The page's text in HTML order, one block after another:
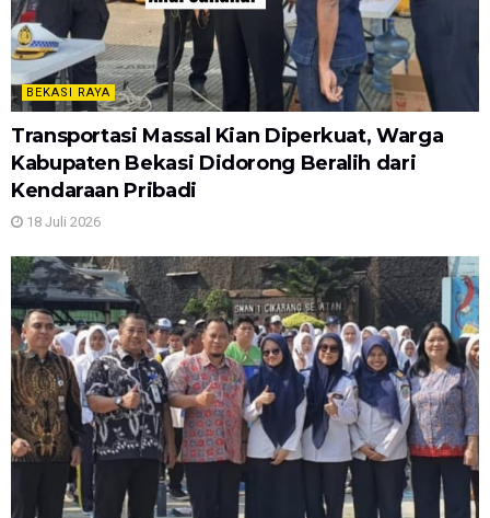
BEKASI RAYA
Transportasi Massal Kian Diperkuat, Warga
Kabupaten Bekasi Didorong Beralih dari
Kendaraan Pribadi
18 Juli 2026